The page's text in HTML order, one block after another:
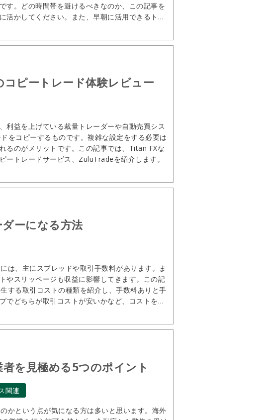
す。どの時間帯を避けるべきなのか、この記事を
活かしてください。また、早朝に活用できるトレ
ピートレード体験レビュー
利益を上げている裁量トレーダーや自動売買シス
をコピーするものです。複雑な設定をする必要は
るのがメリットです。この記事では、Titan FXな
ートレードサービス、ZuluTradeを紹介します。
ーになる方法
は、主にスプレッドや取引手数料があります。ま
やスリッページも収益に影響してきます。この記
する取引コストの種類を紹介し、手数料ありと手
でどちらが取引コストが安いかなど、コストを抑
を見極める5つのポイント
関連
かという点が気になる方は多いと思います。海外